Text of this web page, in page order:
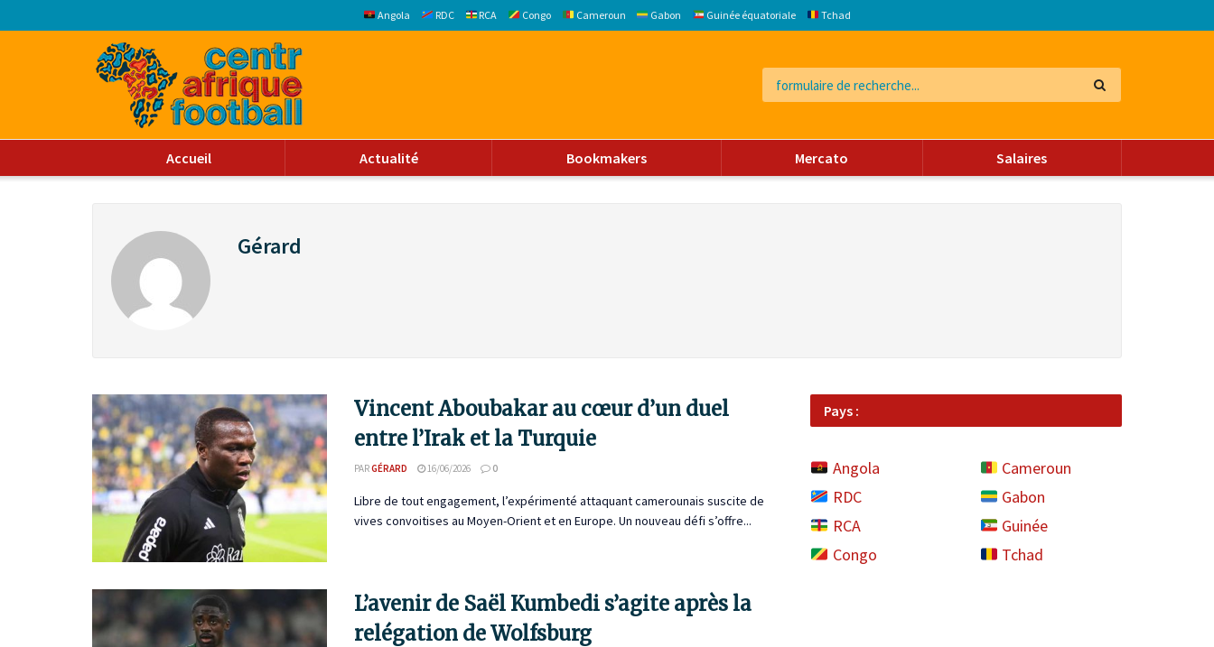
Angola RDC RCA Congo Cameroun Gabon Guinée équatoriale Tchad
Accueil Actualité Bookmakers Mercato Salaires
Gérard
Vincent Aboubakar au cœur d’un duel
entre l’Irak et la Turquie
PARGÉRARD 16/06/2026 0
Libre de tout engagement, l’expérimenté attaquant camerounais suscite de
vives convoitises au Moyen-Orient et en Europe. Un nouveau défi s’offre...
L’avenir de Saël Kumbedi s’agite après la
relégation de Wolfsburg
Pays :
Angola
RDC
RCA
Congo
Cameroun
Gabon
Guinée
Tchad